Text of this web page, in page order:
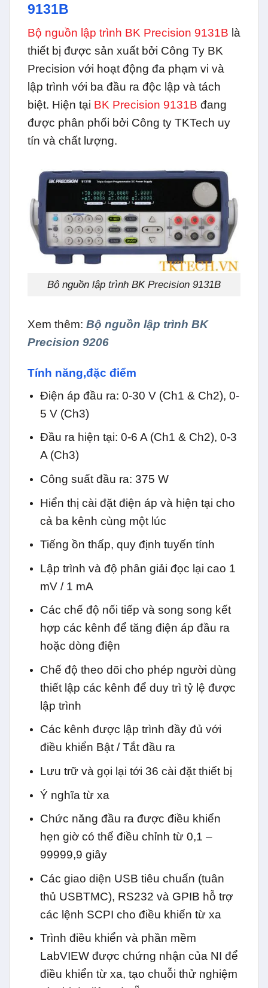
9131B
Bộ nguồn lập trình BK Precision 9131B là
thiết bị được sản xuất bởi Công Ty BK
Precision với hoạt động đa phạm vi và
lập trình với ba đầu ra độc lập và tách
biệt. Hiện tại BK Precision 9131B đang
được phân phối bởi Công ty TKTech uy
tín và chất lượng.
Bộ nguồn lập trình BK Precision 9131B
Xem thêm: Bộ nguồn lập trình BK
Precision 9206
Tính năng,đặc điểm
Điện áp đầu ra: 0-30 V (Ch1 & Ch2), 0-
5 V (Ch3)
Đầu ra hiện tại: 0-6 A (Ch1 & Ch2), 0-3
A (Ch3)
Công suất đầu ra: 375 W
Hiển thị cài đặt điện áp và hiện tại cho
cả ba kênh cùng một lúc
Tiếng ồn thấp, quy định tuyến tính
Lập trình và độ phân giải đọc lại cao 1
mV / 1 mA
Các chế độ nối tiếp và song song kết
hợp các kênh để tăng điện áp đầu ra
hoặc dòng điện
Chế độ theo dõi cho phép người dùng
thiết lập các kênh để duy trì tỷ lệ được
lập trình
Các kênh được lập trình đầy đủ với
điều khiển Bật / Tắt đầu ra
Lưu trữ và gọi lại tới 36 cài đặt thiết bị
Ý nghĩa từ xa
Chức năng đầu ra được điều khiển
hẹn giờ có thể điều chỉnh từ 0,1 –
99999,9 giây
Các giao diện USB tiêu chuẩn (tuân
thủ USBTMC), RS232 và GPIB hỗ trợ
các lệnh SCPI cho điều khiển từ xa
Trình điều khiển và phần mềm
LabVIEW được chứng nhận của NI để
điều khiển từ xa, tạo chuỗi thử nghiệm